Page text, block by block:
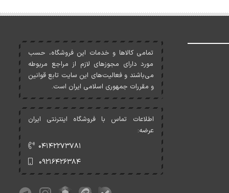
تمامی کالاها و خدمات اين فروشگاه، حسب
مورد دارای مجوزهای لازم از مراجع مربوطه
می‌باشند و فعاليت‌های اين سايت تابع قوانين
و مقررات جمهوری اسلامی ايران است.
اطلاعات تماس با فروشگاه اینترنتی ایران
عرضه:
۰۴۱۴۲۲۷۳۷۸۱
۰۹۲۱۶۴۲۶۳۸۴